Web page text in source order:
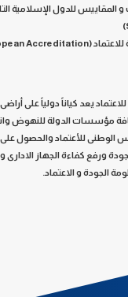
المقاييس للدول الإسلامية
)
(
Accreditation
يعد كياناً دولياً على
مؤسسات الدولة للنهوض
الوطنى للأعتماد والحصول
ورفع كفاءة الجهاز
الجودة و الاعتماد.